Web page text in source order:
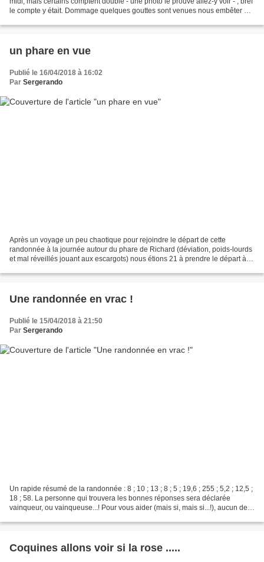
le compte y était. Dommage quelques gouttes sont venues nous embêter au
un phare en vue
Publié le 16/04/2018 à 16:02
Par Sergerando
Après un voyage un peu chaotique pour rejoindre le départ de cette
randonnée à la journée autour du phare de Richard (déviation, poids-lourds
et mal réveillés jouant aux escargots) nous étions 21 à prendre le départ à
Une randonnée en vrac !
Publié le 15/04/2018 à 21:50
Par Sergerando
Un rapide résumé de la randonnée : 8 ; 10 ; 13 ; 8 ; 5 ; 19,6 ; 255 ; 5,2 ; 12,5 ;
18 ; 58. La personne qui trouvera les bonnes réponses sera déclarée
vainqueur, ou vainqueuse...! Pour vous aider (mais si, mais si...!), aucun de
Coquines allons voir si la rose .....